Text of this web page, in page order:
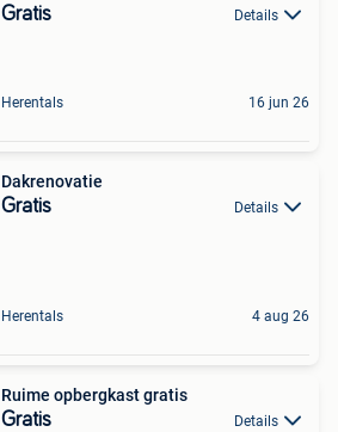
Gratis Details
Herentals 16 jun 26
Dakrenovatie
Gratis Details
Herentals 4 aug 26
Ruime opbergkast gratis
Gratis Details